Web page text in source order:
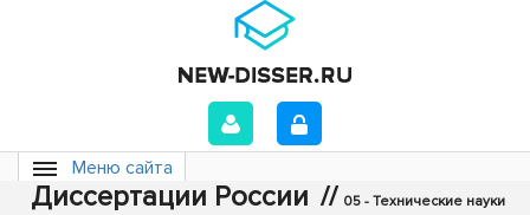
Меню сайта
Диссертации России // 05 - Технические науки